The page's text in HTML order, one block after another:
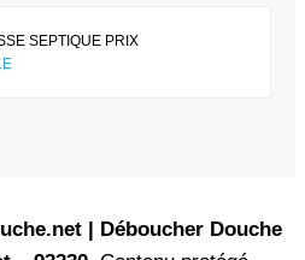
SEPTIQUE PRIX
| Déboucher Douche